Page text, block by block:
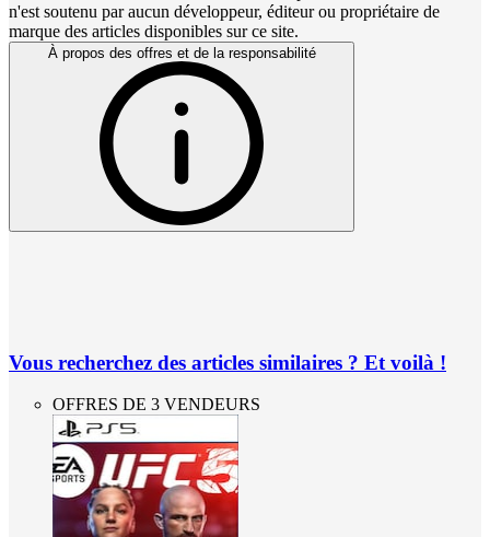
n'est soutenu par aucun développeur, éditeur ou propriétaire de
marque des articles disponibles sur ce site.
À propos des offres et de la responsabilité
Vous recherchez des articles similaires ? Et voilà !
OFFRES DE 3 VENDEURS